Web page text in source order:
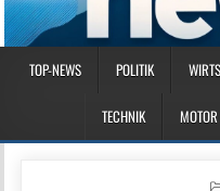
TOP-NEWS POLITIK
TECHNIK MOTOR